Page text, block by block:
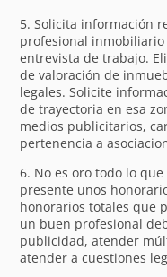
5. Solicita información
profesional
entrevista de trabajo.
de valoración de
legales. Solicite
de trayectoria en esa
medios publicitarios,
pertenencia a
6. No es oro todo lo
presente unos
honorarios totales que
un buen profesional
publicidad, atender
atender a cuestiones